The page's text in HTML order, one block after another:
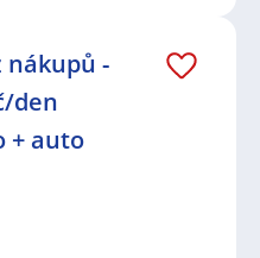
nákupů -
den
+ auto